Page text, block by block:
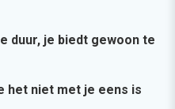
duur, je biedt gewoon te
het niet met je eens is